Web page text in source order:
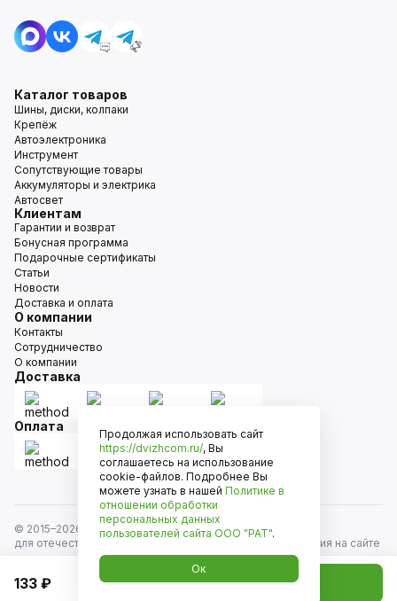
133 ₽ Добавить в корзину
Каталог товаров
Шины, диски, колпаки
Крепёж
Автоэлектроника
Инструмент
Сопутствующие товары
Аккумуляторы и электрика
Автосвет
Клиентам
Гарантии и возврат
Бонусная программа
Подарочные сертификаты
Статьи
Новости
Доставка и оплата
О компании
Контакты
Сотрудничество
О компании
Доставка
Оплата
© 2015–2026
Движком — сеть магазинов автозапчастей
для отечественных автомобилей и иномарок. Информация на сайте
носит исключительно информационный характер и не является
публичной офертой, определяемой положениями
ст. 437 Гражданского кодекса РФ. Все права защищены.
Продолжая использовать сайт
https://dvizhcom.ru/, Вы
соглашаетесь на использование
cookie-файлов. Подробнее Вы
можете узнать в нашей Политике в
отношении обработки
персональных данных
пользователей сайта ООО "РАТ".
Ок